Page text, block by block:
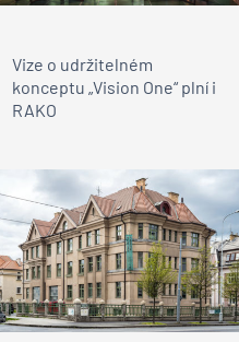
Vize o udržitelném
konceptu „Vision One“ plní i
RAKO